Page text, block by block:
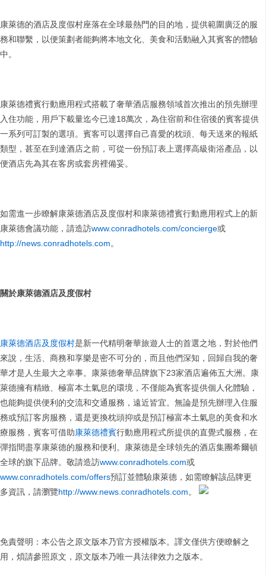
康萊德的酒店及度假村座落在全球最熱門的目的地，提供範圍廣泛的服
務和聯繫，以便策劃者能夠將本地文化、美食和活動融入其賓客的體驗
中。
康萊德禮賓行動應用程式搭載了奢華酒店服務領域首次推出的預先辦理
入住功能，用戶下載量迄今已達18萬次，為住宿前和住宿後的賓客提供
一系列可訂製的選項。賓客可以選擇自己喜愛的枕頭、每天送來的報紙
類型，甚至在到達酒店之前，可從一份預訂表上選擇高級衛浴產品，以
便酒店先為其在客房或套房裡備妥。
如需進一步瞭解康萊德酒店及度假村和康萊德禮賓行動應用程式上的新
康萊德會議功能，請造訪www.conradhotels.com/concierge或
http://news.conradhotels.com。
關於康萊德酒店及度假村
康萊德酒店及度假村是新一代精明奢華旅遊人士的首選之地，對於他們
來說，生活、商務和享樂是密不可分的，而且他們深知，回歸自我的奢
華才是人生最大之幸事。康萊德奢華品牌旗下23家酒店遍佈五大洲。康
萊德擁有精緻、極富本土氣息的環境，不僅能為賓客提供個人化體驗，
也能夠提供便利的交流和交通服務，遠近皆宜。無論是預先辦理入住服
務或預訂客房服務，還是更換枕頭抑或是預訂極富本土氣息的美食和水
療服務，賓客可借助康萊德禮賓行動應用程式所提供的直覺式服務，在
彈指間盡享康萊德的服務和便利。康萊德是全球領先的酒店集團希爾頓
全球的旗下品牌。敬請造訪www.conradhotels.com或
www.conradhotels.com/offers預訂並體驗康萊德，如需瞭解該品牌更
多資訊，請瀏覽http://www.news.conradhotels.com。
免責聲明：本公告之原文版本乃官方授權版本。譯文僅供方便瞭解之
用，煩請參照原文，原文版本乃唯一具法律效力之版本。